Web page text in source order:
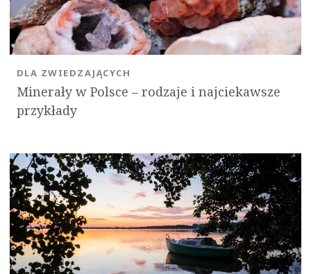
Minerały w Polsce – rodzaje i najciekawsze
przykłady
DLA ZWIEDZAJĄCYCH